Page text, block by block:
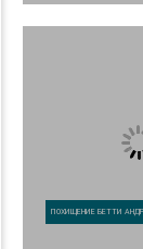
ПОХИЩЕНИЕ БЕТТИ